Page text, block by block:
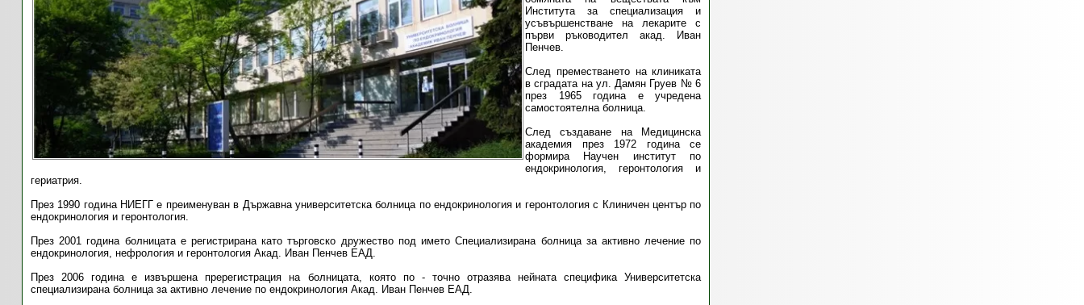
Института за специализация и
усъвършенстване на лекарите с
първи ръководител акад. Иван
Пенчев.
След преместването на клиниката
в сградата на ул. Дамян Груев № 6
през 1965 година е учредена
самостоятелна болница.
След създаване на Медицинска
академия през 1972 година се
формира Научен институт по
ендокринология, геронтология и
гериатрия.
През 1990 година НИЕГГ е преименуван в Държавна университетска болница по ендокринология и геронтология с Клиничен център по
ендокринология и геронтология.
През 2001 година болницата е регистрирана като търговско дружество под името Специализирана болница за активно лечение по
ендокринология, нефрология и геронтология Акад. Иван Пенчев ЕАД.
През 2006 година е извършена пререгистрация на болницата, която по - точно отразява нейната специфика Университетска
специализирана болница за активно лечение по ендокринология Акад. Иван Пенчев ЕАД.